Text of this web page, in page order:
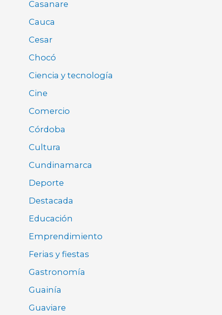
Casanare
Cauca
Cesar
Chocó
Ciencia y tecnología
Cine
Comercio
Córdoba
Cultura
Cundinamarca
Deporte
Destacada
Educación
Emprendimiento
Ferias y fiestas
Gastronomía
Guainía
Guaviare